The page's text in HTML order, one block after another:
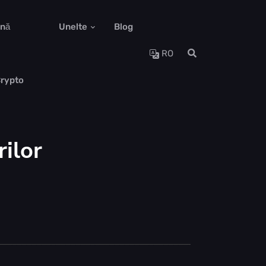
Unelte Blog
RO